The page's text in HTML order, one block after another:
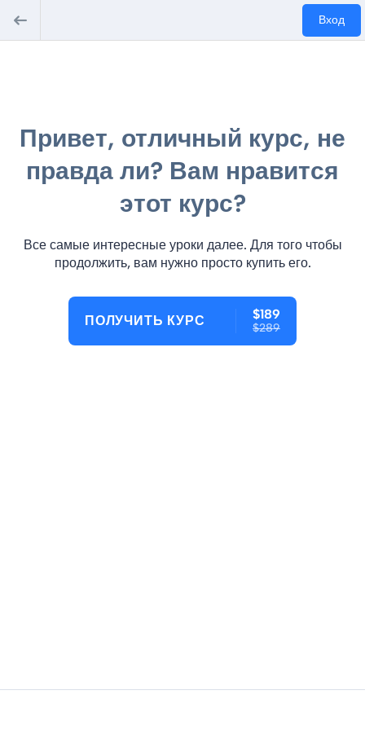
Вход
Привет, отличный курс, не
правда ли? Вам нравится
этот курс?
Все самые интересные уроки далее. Для того чтобы
продолжить, вам нужно просто купить его.
ПОЛУЧИТЬ КУРС $189
$289